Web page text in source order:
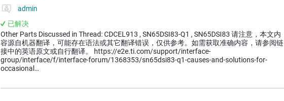
admin
已解决
Other Parts Discussed in Thread: CDCEL913 , SN65DSI83-Q1 , SN65DSI83 请注意，本文内
容源自机器翻译，可能存在语法或其它翻译错误，仅供参考。如需获取准确内容，请参阅链
接中的英语原文或自行翻译。 https://e2e.ti.com/support/interface-
group/interface/f/interface-forum/1368353/sn65dsi83-q1-causes-and-solutions-for-
occasional…